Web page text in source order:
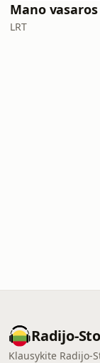
LRT
Radijo-
Klausykite Radijo-